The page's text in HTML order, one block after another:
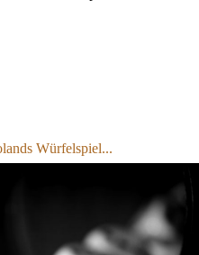
Würfelspiel...